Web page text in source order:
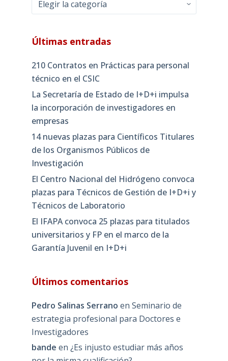
Últimas entradas
210 Contratos en Prácticas para personal
técnico en el CSIC
La Secretaría de Estado de I+D+i impulsa
la incorporación de investigadores en
empresas
14 nuevas plazas para Científicos Titulares
de los Organismos Públicos de
Investigación
El Centro Nacional del Hidrógeno convoca
plazas para Técnicos de Gestión de I+D+i y
Técnicos de Laboratorio
El IFAPA convoca 25 plazas para titulados
universitarios y FP en el marco de la
Garantía Juvenil en I+D+i
Últimos comentarios
Pedro Salinas Serrano en Seminario de
estrategia profesional para Doctores e
Investigadores
bande en ¿Es injusto estudiar más años